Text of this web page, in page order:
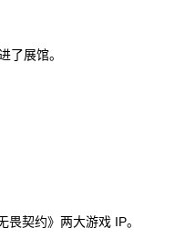
了展馆。
契约》两大游戏 IP。